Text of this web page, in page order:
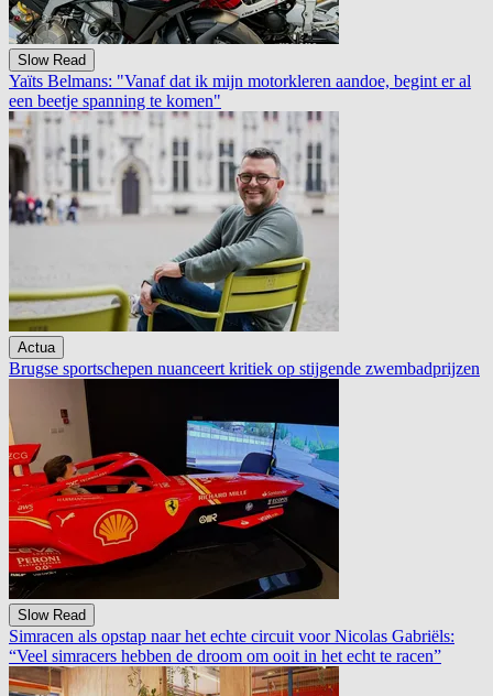
Slow Read
Yaïts Belmans: "Vanaf dat ik mijn motorkleren aandoe, begint er al
een beetje spanning te komen"
Actua
Brugse sportschepen nuanceert kritiek op stijgende zwembadprijzen
Slow Read
Simracen als opstap naar het echte circuit voor Nicolas Gabriëls:
“Veel simracers hebben de droom om ooit in het echt te racen”